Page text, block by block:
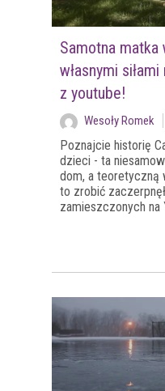
Samotna matka
własnymi
z youtube!
Wesoły Romek
Poznajcie historię
dzieci - ta
dom, a teoretyczną
to zrobić
zamieszczonych na